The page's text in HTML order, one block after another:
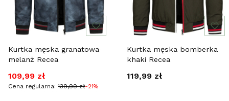
Kurtka męska granatowa
melanż Recea
Cena promocyjna
109,99 zł
Cena regularna: 139,99 zł-21%
Kurtka męska bomberka
khaki Recea
Cena
119,99 zł